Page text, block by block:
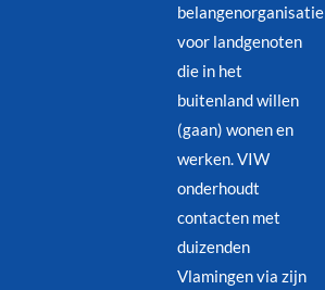
belangenorganisatie
voor landgenoten
die in het
buitenland willen
(gaan) wonen en
werken. VIW
onderhoudt
contacten met
duizenden
Vlamingen via zijn